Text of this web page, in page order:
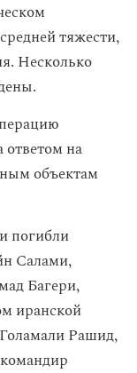
тяжести,
Несколько
ответом на
объектам
погибли
Салами,
Багери,
иранской
Рашид,